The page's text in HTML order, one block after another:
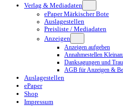
Verlag & Mediadaten
ePaper Märkischer Bote
Auslagestellen
Preisliste / Mediadaten
Anzeigen
Anzeigen aufgeben
Annahmestellen
Danksagungen und
AGB für Anzeigen &
Auslagestellen
ePaper
Shop
Impressum